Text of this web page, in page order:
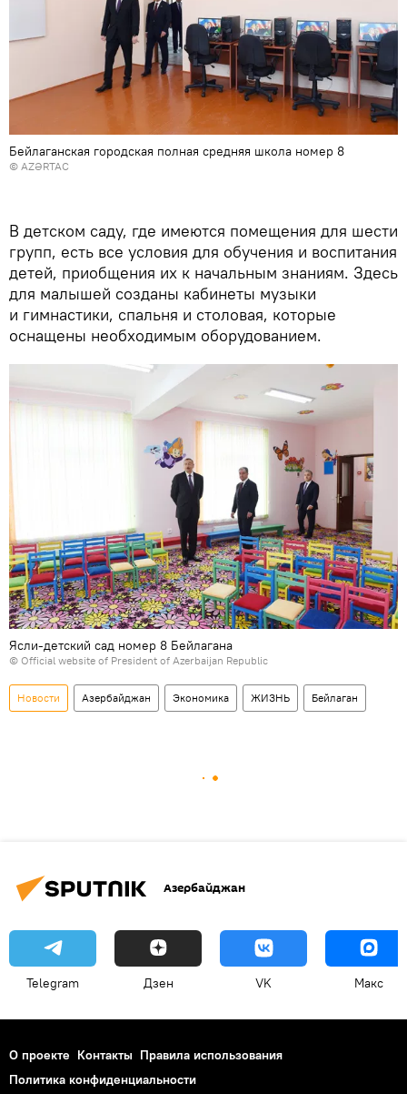
Бейлаганская городская полная средняя школа номер 8
© AZƏRTAC
В детском саду, где имеются помещения для шести
групп, есть все условия для обучения и воспитания
детей, приобщения их к начальным знаниям. Здесь
для малышей созданы кабинеты музыки
и гимнастики, спальня и столовая, которые
оснащены необходимым оборудованием.
Ясли-детский сад номер 8 Бейлагана
© Official website of President of Azerbaijan Republic
Новости Азербайджан Экономика ЖИЗНЬ Бейлаган
Азербайджан
Telegram Дзен VK Макс
О проекте Контакты Правила использования
Политика конфиденциальности